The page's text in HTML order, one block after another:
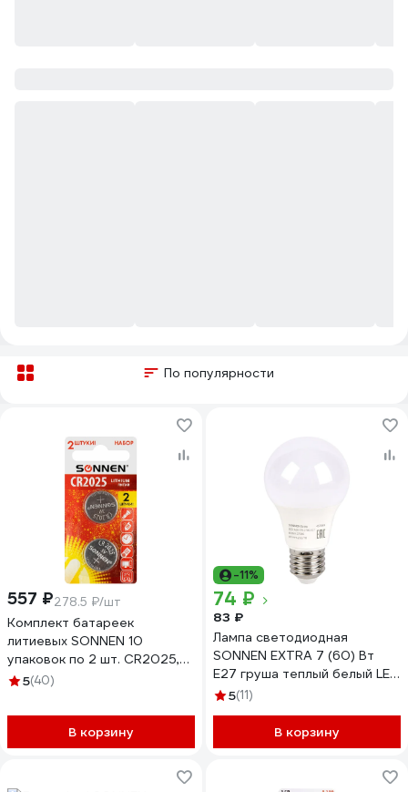
По популярности
557 ₽278.5 ₽/шт
Комплект батареек
литиевых SONNEN 10
упаковок по 2 шт. CR2025,
таблетки, дисковые,
5(40)
В корзину
-11%
74 ₽
83 ₽
Лампа светодиодная
SONNEN EXTRA 7 (60) Вт
Е27 груша теплый белый LED
A60-7W-2700-Е27, 457889
5(11)
В корзину